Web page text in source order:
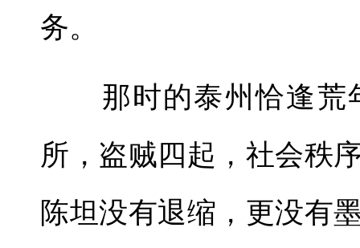
务。
那时的泰州恰逢荒
所，盗贼四起，社会秩
陈坦没有退缩，更没有